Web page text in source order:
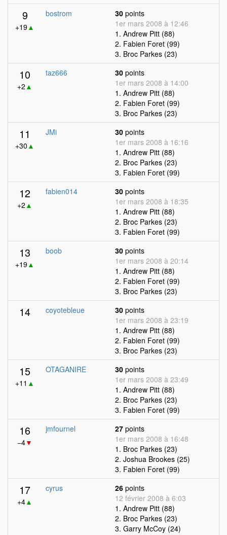
9
+19▲
bostrom 30 points
1er mars 2008 à 12:46
1. Andrew Pitt (88)
2. Fabien Foret (99)
3. Broc Parkes (23)
10
+2 ▲
taz666 30 points
1er mars 2008 à 14:00
1. Andrew Pitt (88)
2. Fabien Foret (99)
3. Broc Parkes (23)
11
+30 ▲
JMi 30 points
1er mars 2008 à 16:16
1. Andrew Pitt (88)
2. Broc Parkes (23)
3. Fabien Foret (99)
12
+2 ▲
fabien014 30 points
1er mars 2008 à 18:35
1. Andrew Pitt (88)
2. Broc Parkes (23)
3. Fabien Foret (99)
13
+19▲
boob 30 points
1er mars 2008 à 20:14
1. Andrew Pitt (88)
2. Fabien Foret (99)
3. Broc Parkes (23)
14 coyotebleue 30 points
1er mars 2008 à 23:19
1. Andrew Pitt (88)
2. Fabien Foret (99)
3. Broc Parkes (23)
15
+11 ▲
OTAGANIRE 30 points
1er mars 2008 à 23:49
1. Andrew Pitt (88)
2. Broc Parkes (23)
3. Fabien Foret (99)
16
−4▼
jmfournel 27 points
1er mars 2008 à 16:48
1. Broc Parkes (23)
2. Joshua Brookes (25)
3. Fabien Foret (99)
17
+4▲
cyrus 26 points
12 février 2008 à 6:03
1. Andrew Pitt (88)
2. Broc Parkes (23)
3. Garry McCoy (24)